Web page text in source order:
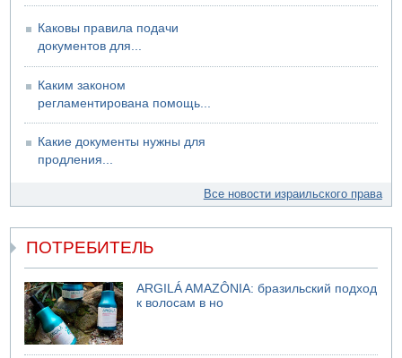
Каковы правила подачи
документов для...
Каким законом
регламентирована помощь...
Какие документы нужны для
продления...
Все новости израильского права
ПОТРЕБИТЕЛЬ
ARGILÁ AMAZÔNIA: бразильский подход
к волосам в но